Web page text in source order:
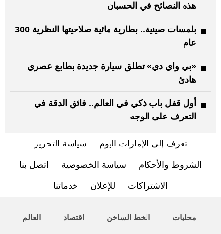
هذه النصائح في الحسبان
بلمسات صينية.. بطارية مائية صلاحيتها النظرية 300
عام
«بي واي دي» تطلق سيارة جديدة بطابع عصري
هادئ
أول قفل باب ذكي في العالم.. فائق الدقة في
التعرف على الوجه
تعرف إلى الإمارات اليوم سياسة التحرير
الشروط والأحكام سياسة الخصوصية اتصل بنا
الاشتراكات للإعلان خدماتنا
محليات الخط الساخن اقتصاد العالم